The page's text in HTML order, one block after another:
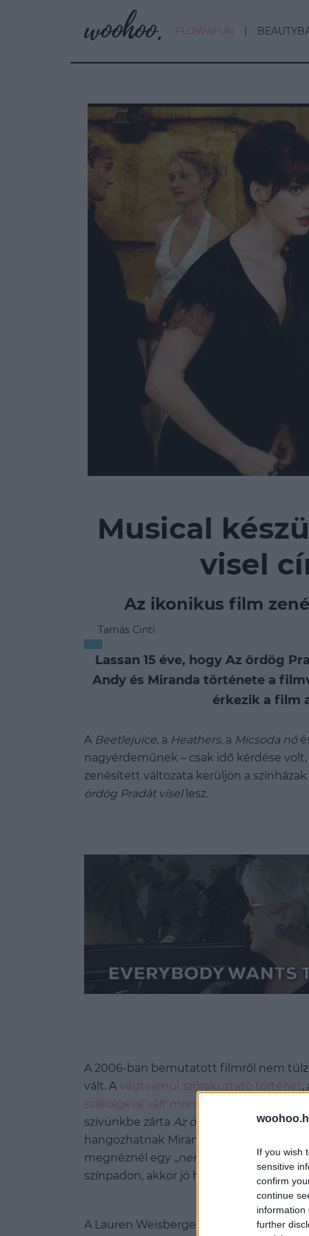
If you wish
sensitive
confirm
continue
information
further
FLOW&FUN
Musical
visel
Az ikonikus film
Tamás Cinti
Lassan 15 éve, hogy Az ördög
Andy és Miranda története a
érkezik a film
A Beetlejuice, a Heathers, a Micsoda nő
nagyérdeműnek – csak idő kérdése
zenésített változata kerüljön a
ördög Pradát visellesz.
A 2006-ban bemutatott filmről nem
vált. A végtelenül szórakoztató történet,
szállóigévé vált mondás
szívünkbe zárta Az ördög Pradát viselt.
hangozhatnak Miranda legcsípősebb
megnéznél egy ‚‚nem kék, nem is
színpadon, akkor jó hírünk van.
A Lauren Weisberger bestseller regénye